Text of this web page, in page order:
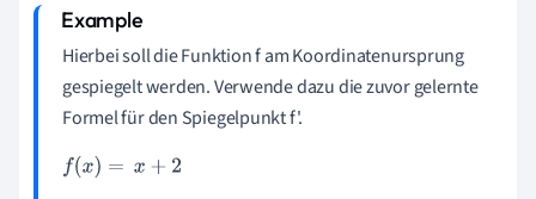
Hierbei soll die Funktion f am Koordinatenursprung
gespiegelt werden. Verwende dazu die zuvor gelernte
Formel für den Spiegelpunkt f'.
f(x)=x +2